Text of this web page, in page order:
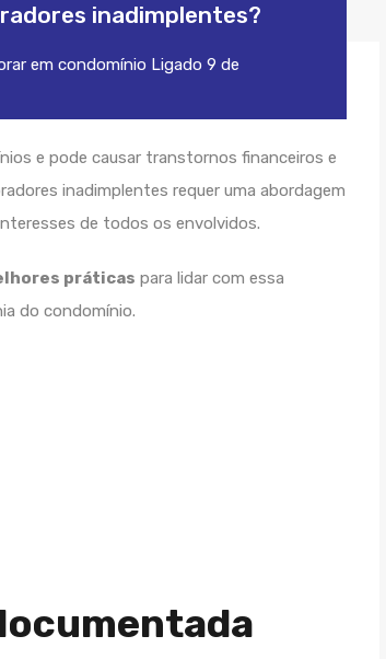
inadimplentes?
em condomínio Ligado 9 de
e pode causar transtornos financeiros e
inadimplentes requer uma abordagem
de todos os envolvidos.
práticas para lidar com essa
do condomínio.